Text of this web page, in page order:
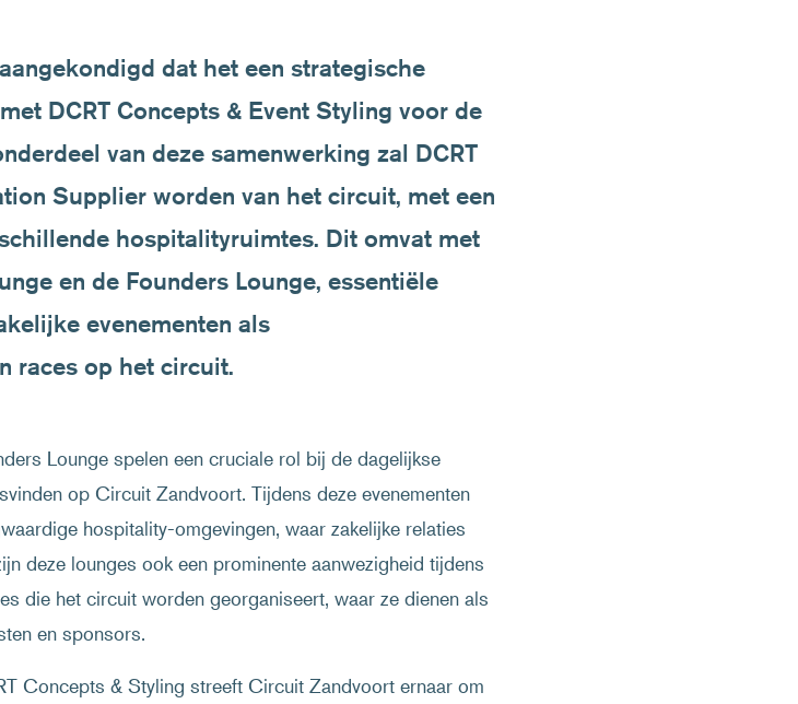
dat het een strategische
DCRT Concepts & Event Styling voor de
van deze samenwerking zal DCRT
Supplier worden van het circuit, met een
hospitalityruimtes. Dit omvat met
en de Founders Lounge, essentiële
evenementen als
races op het circuit.
Lounge spelen een cruciale rol bij de dagelijkse
op Circuit Zandvoort. Tijdens deze evenementen
hospitality-omgevingen, waar zakelijke relaties
deze lounges ook een prominente aanwezigheid tijdens
die het circuit worden georganiseert, waar ze dienen als
en sponsors.
Concepts & Styling streeft Circuit Zandvoort ernaar om